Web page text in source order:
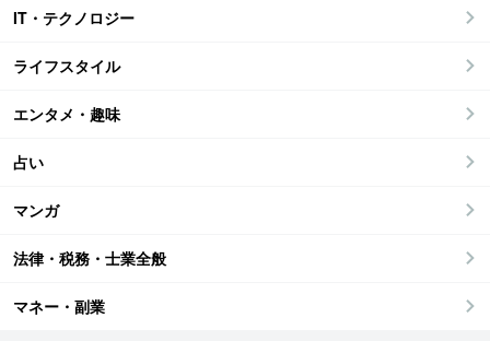
IT・テクノロジー
ライフスタイル
エンタメ・趣味
占い
マンガ
法律・税務・士業全般
マネー・副業